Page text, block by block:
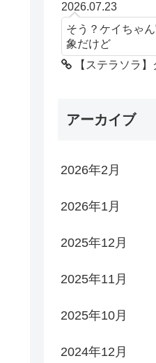
2026.07.23
そう？ケイちゃ
象だけど
【ステラソラ
アーカイブ
2026年2月
2026年1月
2025年12月
2025年11月
2025年10月
2024年12月